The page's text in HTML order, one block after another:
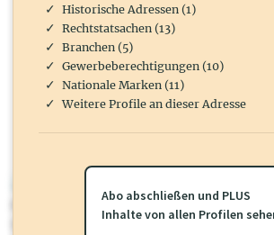
Für dieses Profil gibt es zusätzliche
Sie momentan nicht einsehen können. Schalten
Historische Adressen (1)
Rechtstatsachen (13)
Branchen (5)
Gewerbeberechtigungen (10)
Nationale Marken (11)
Weitere Profile an dieser Adresse
Abo abschließen und PLUS
Inhalte von allen Profilen